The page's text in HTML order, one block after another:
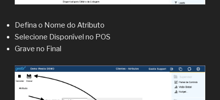
Defina o Nome do Atributo
Selecione Disponível no POS
Grave no Final